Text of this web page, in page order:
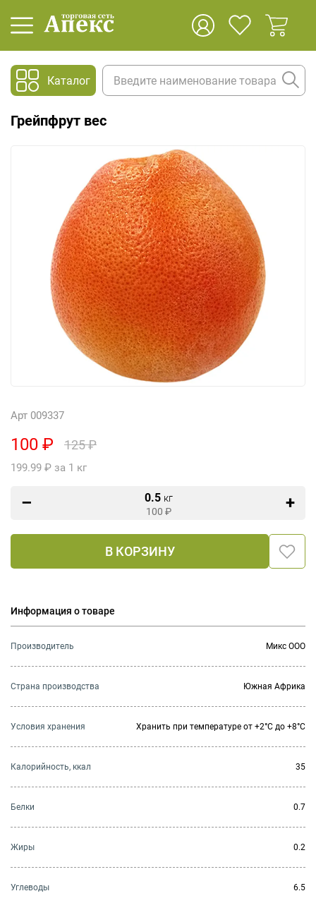
Каталог
Грейпфрут вес
Арт 009337
100 ₽ 125 ₽
199.99 ₽ за 1 кг
0.5 кг
100 ₽
В КОРЗИНУ
Информация о товаре
Производитель Микс ООО
Страна производства Южная Африка
Условия хранения Хранить при температуре от +2°С до +8°С
Калорийность, ккал 35
Белки 0.7
Жиры 0.2
Углеводы 6.5